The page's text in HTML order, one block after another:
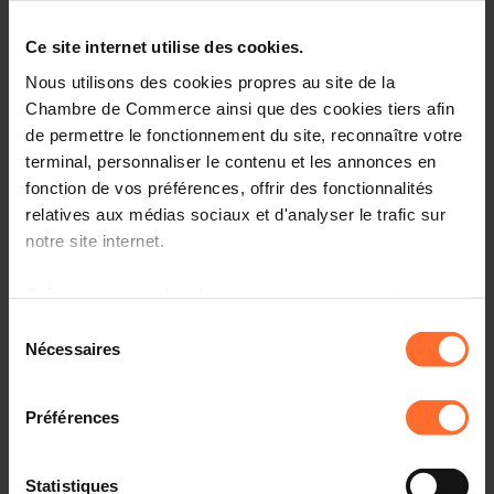
Ce site internet utilise des cookies.
Nous utilisons des cookies propres au site de la
Chambre de Commerce ainsi que des cookies tiers afin
de permettre le fonctionnement du site, reconnaître votre
terminal, personnaliser le contenu et les annonces en
fonction de vos préférences, offrir des fonctionnalités
relatives aux médias sociaux et d'analyser le trafic sur
notre site internet.
à l’exception des cookies strictement nécessaires au
fonctionnement du site. Une description des différents
cookies est accessible sous l’onglet « Détails » ci-
dessus.
Il est précisé que la navigation sur le site et certaines
Nécessaires
Préférences
Statistiques
07.02.2006
Projet de règlement grand-ducal portant
modification du règlement grand-ducal modifié du
pour objet la création d’un registre public maritime)
Projet de règlement grand-ducal modifiant le